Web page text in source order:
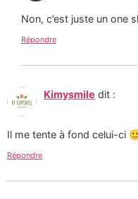
Non, c’est juste un one
Répondre
Kimysmile dit :
Il me tente à fond celui-ci
Répondre